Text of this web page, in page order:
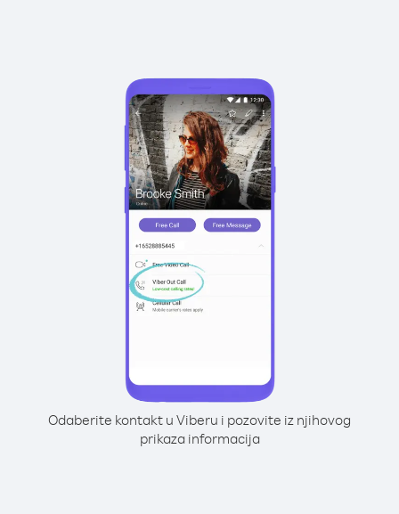
Odaberite kontakt u Viberu i pozovite iz njihovog
prikaza informacija